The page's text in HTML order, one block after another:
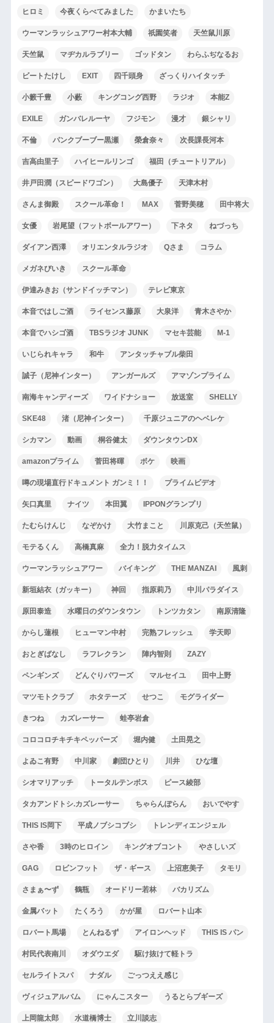
ヒロミ 今夜くらべてみました かまいたち
ウーマンラッシュアワー村本大輔 祇園笑者 天竺鼠川原
天竺鼠 マヂカルラブリー ゴッドタン わらふぢなるお
ビートたけし EXIT 四千頭身 ざっくりハイタッチ
小籔千豊 小藪 キングコング西野 ラジオ 本能Z
EXILE ガンバレルーヤ フジモン 漫才 銀シャリ
不倫 パンクブーブー黒瀬 榮倉奈々 次長課長河本
吉高由里子 ハイヒールリンゴ 福田（チュートリアル）
井戸田潤（スピードワゴン） 大島優子 天津木村
さんま御殿 スクール革命！ MAX 菅野美穂 田中将大
女優 岩尾望（フットボールアワー） 下ネタ ねづっち
ダイアン西澤 オリエンタルラジオ Qさま コラム
メガネびいき スクール革命
伊達みきお（サンドイッチマン） テレビ東京
本音ではしご酒 ライセンス藤原 大泉洋 青木さやか
本音でハシゴ酒 TBSラジオ JUNK マセキ芸能 M-1
いじられキャラ 和牛 アンタッチャブル柴田
誠子（尼神インター） アンガールズ アマゾンプライム
南海キャンディーズ ワイドナショー 放送室 SHELLY
SKE48 渚（尼神インター） 千原ジュニアのヘベレケ
シカマン 動画 桐谷健太 ダウンタウンDX
amazonプライム 菅田将暉 ボケ 映画
噂の現場直行ドキュメント ガンミ！！ プライムビデオ
矢口真里 ナイツ 本田翼 IPPONグランプリ
たむらけんじ なぞかけ 大竹まこと 川原克己（天竺鼠）
モテるくん 高橋真麻 全力！脱力タイムス
ウーマンラッシュアワー バイキング THE MANZAI 風刺
新垣結衣（ガッキー） 神回 指原莉乃 中川パラダイス
原田泰造 水曜日のダウンタウン トンツカタン 南原清隆
からし蓮根 ヒューマン中村 完熟フレッシュ 学天即
おとぎばなし ラフレクラン 陣内智則 ZAZY
ペンギンズ どんぐりパワーズ マルセイユ 田中上野
マツモトクラブ ホタテーズ せつこ モグライダー
きつね カズレーサー 蛙亭岩倉
コロコロチキチキペッパーズ 堀内健 土田晃之
よゐこ有野 中川家 劇団ひとり 川井 ひな壇
シオマリアッチ トータルテンボス ピース綾部
タカアンドトシ.カズレーサー ちゃらんぽらん おいでやす
THIS IS岡下 平成ノブシコブシ トレンディエンジェル
さや香 3時のヒロイン キングオブコント やさしいズ
GAG ロビンフット ザ・ギース 上沼恵美子 タモリ
さまぁ〜ず 鶴瓶 オードリー若林 バカリズム
金属バット たくろう かが屋 ロバート山本
ロバート馬場 とんねるず アイロンヘッド THIS IS パン
村民代表南川 オダウエダ 駆け抜けて軽トラ
セルライトスパ ナダル ごっつええ感じ
ヴィジュアルバム にゃんこスター うるとらブギーズ
上岡龍太郎 水道橋博士 立川談志